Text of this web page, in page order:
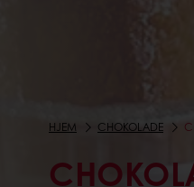
HJEM CHOKOLADE